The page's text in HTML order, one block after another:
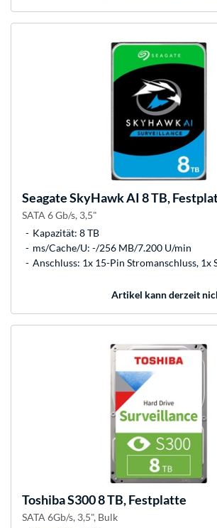
SeagateSkyHawk AI 8 TB,
SATA 6 Gb/s, 3,5"
Kapazität: 8 TB
ms/Cache/U: -/256 MB/7.200 U/min
Anschluss: 1x 15-Pin Stromanschluss, 1x
Artikel kann derzeit
ToshibaS300 8 TB, Festplatte
SATA 6Gb/s, 3,5", Bulk